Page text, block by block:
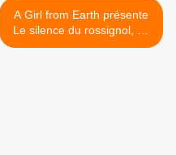
A Girl from Earth présente
Le silence du rossignol, de
Lian Hearn >